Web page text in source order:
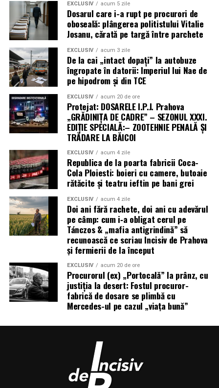
EXCLUSIV acum 5 zile
Dosarul care i-a rupt pe procurori de
oboseală: plângerea politistului Vitalie
Josanu, cărată pe targă între parchete
EXCLUSIV acum 3 zile
De la cai „intact dopați” la autobuze
îngropate în datorii: Imperiul lui Nae de
pe hipodrom și din TCE
EXCLUSIV acum 20 de ore
Protejat: DOSARELE I.P.J. Prahova
„GRĂDINIȚA DE CADRE” – SEZONUL XXXI.
EDIȚIE SPECIALĂ:– ZOOTEHNIE PENALĂ ȘI
TRĂDARE LA BĂICOI
EXCLUSIV acum 4 zile
Republica de la poarta fabricii Coca-
Cola Ploiesti: boieri cu camere, butoaie
rătăcite și teatru ieftin pe bani grei
EXCLUSIV acum 4 zile
Doi ani fără rachete, doi ani cu adevărul
pe câmp: cum i‑a obligat cerul pe
Tánczos & „mafia antigrindină” să
recunoască ce scriau Incisiv de Prahova
și fermierii de la început
EXCLUSIV acum 20 de ore
Procurorul (ex) „Portocală” la prânz, cu
justiția la desert: Fostul procuror-
fabrică de dosare se plimbă cu
Mercedes-ul pe cazul „viața bună”